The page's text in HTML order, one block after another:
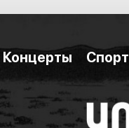
Концерты Спорт